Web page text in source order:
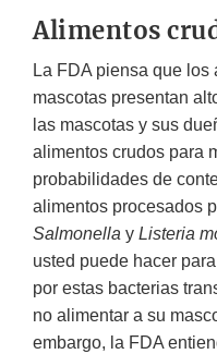
Alimentos
La FDA piensa que los
mascotas presentan
las mascotas y sus
alimentos crudos para
probabilidades de
alimentos procesados
Salmonella y Listeria
usted puede hacer
por estas bacterias
no alimentar a su
embargo, la FDA